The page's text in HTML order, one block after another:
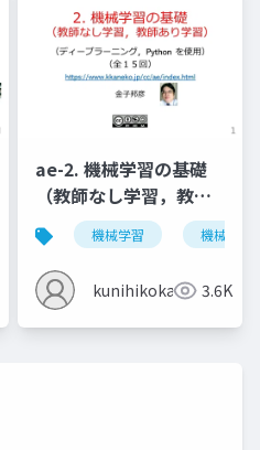
データベースシステム 情報とデータ
ae-2. 機械学習の基礎
（教師なし学習，教師
あり学習）
機械学習 機械学習
kunihikokaneko3.6K